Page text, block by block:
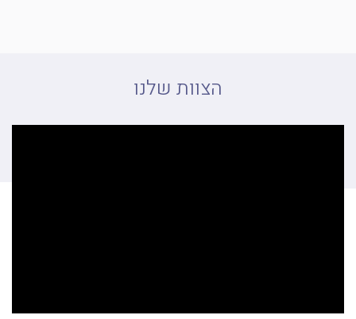
הצוות שלנו